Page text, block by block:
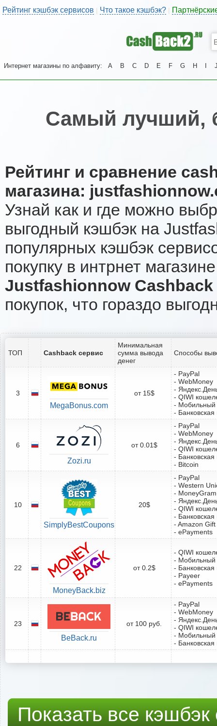
Рейтинг кэшбэк сервисов | Что такое кэшбэк?
Интернет магазины по алфавиту: A B C D E F G H
Самый лучший,
Рейтинг и сравнение
магазина:
Узнай как и где можно
выгодный кэшбэк на
популярных кэшбэк
покупку в интрнет
Justfashionnow Cashback
покупок, что гораздо
ТОП Cashback сервис
Минимальная
сумма вывода
денег
Способы
3
MegaBonus.com
от 15$
- PayPal
- WebMoney
-
- QIWI
- Мобильный
-
6
Zozi.ru
от 0.01$
- PayPal
- WebMoney
-
- QIWI
-
- Bitcoin
10
SimplyBestCoupons
20$
- PayPal
- Western
- MoneyGram
-
- QIWI
-
- Amazon
- ePayments
22
MoneyBack.biz
от 0.2$
- QIWI
- Мобильный
-
- Payeer
- ePayments
23
BeBack.ru
от 100 руб.
- PayPal
- WebMoney
-
- QIWI
- Мобильный
-
Показать все